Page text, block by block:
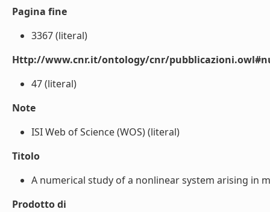
Pagina fine
3367 (literal)
Http://www.cnr.it/ontology/cnr/
47 (literal)
Note
ISI Web of Science (WOS) (literal)
Titolo
A numerical study of a nonlinear system arising in
Prodotto di